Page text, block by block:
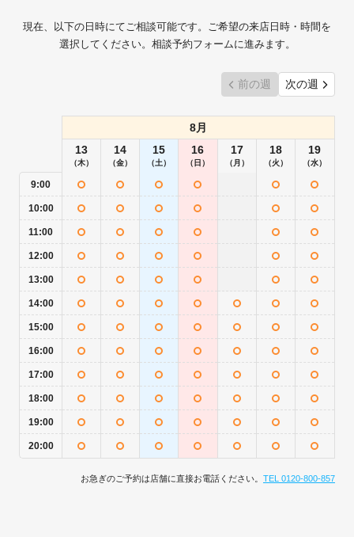
現在、以下の日時にてご相談可能です。ご希望の来店日時・時間を
選択してください。相談予約フォームに進みます。
前の週 次の週
9:00
10:00
11:00
12:00
13:00
14:00
15:00
16:00
17:00
18:00
19:00
20:00
8月
13
（木）
14
（金）
15
（土）
16
（日）
17
（月）
18
（火）
19
（水）
お急ぎのご予約は店舗に直接お電話ください。 TEL 0120-800-857